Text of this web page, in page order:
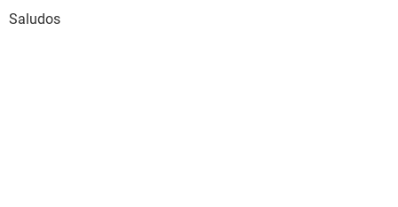
Saludos